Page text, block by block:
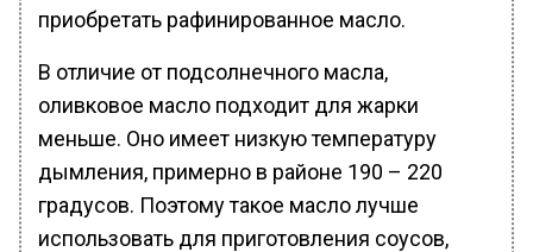
приобретать рафинированное масло.
В отличие от подсолнечного масла,
оливковое масло подходит для жарки
меньше. Оно имеет низкую температуру
дымления, примерно в районе 190 – 220
градусов. Поэтому такое масло лучше
использовать для приготовления соусов,